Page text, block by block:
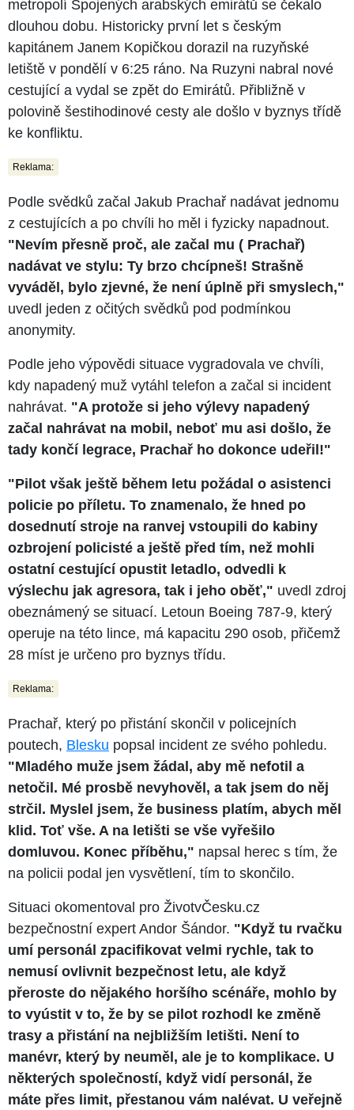
metropolí Spojených arabských emirátů se čekalo
dlouhou dobu. Historicky první let s českým
kapitánem Janem Kopičkou dorazil na ruzyňské
letiště v pondělí v 6:25 ráno. Na Ruzyni nabral nové
cestující a vydal se zpět do Emirátů. Přibližně v
polovině šestihodinové cesty ale došlo v byznys třídě
ke konfliktu.
Reklama:
Podle svědků začal Jakub Prachař nadávat jednomu
z cestujících a po chvíli ho měl i fyzicky napadnout.
"Nevím přesně proč, ale začal mu ( Prachař)
nadávat ve stylu: Ty brzo chcípneš! Strašně
vyváděl, bylo zjevné, že není úplně při smyslech,"
uvedl jeden z očitých svědků pod podmínkou
anonymity.
Podle jeho výpovědi situace vygradovala ve chvíli,
kdy napadený muž vytáhl telefon a začal si incident
nahrávat. "A protože si jeho výlevy napadený
začal nahrávat na mobil, neboť mu asi došlo, že
tady končí legrace, Prachař ho dokonce udeřil!"
"Pilot však ještě během letu požádal o asistenci
policie po příletu. To znamenalo, že hned po
dosednutí stroje na ranvej vstoupili do kabiny
ozbrojení policisté a ještě před tím, než mohli
ostatní cestující opustit letadlo, odvedli k
výslechu jak agresora, tak i jeho oběť," uvedl zdroj
obeznámený se situací. Letoun Boeing 787-9, který
operuje na této lince, má kapacitu 290 osob, přičemž
28 míst je určeno pro byznys třídu.
Reklama:
Prachař, který po přistání skončil v policejních
poutech, Blesku popsal incident ze svého pohledu.
"Mladého muže jsem žádal, aby mě nefotil a
netočil. Mé prosbě nevyhověl, a tak jsem do něj
strčil. Myslel jsem, že business platím, abych měl
klid. Toť vše. A na letišti se vše vyřešilo
domluvou. Konec příběhu," napsal herec s tím, že
na policii podal jen vysvětlení, tím to skončilo.
Situaci okomentoval pro ŽivotvČesku.cz
bezpečnostní expert Andor Šándor. "Když tu rvačku
umí personál zpacifikovat velmi rychle, tak to
nemusí ovlivnit bezpečnost letu, ale když
přeroste do nějakého horšího scénáře, mohlo by
to vyústit v to, že by se pilot rozhodl ke změně
trasy a přistání na nejbližším letišti. Není to
manévr, který by neuměl, ale je to komplikace. U
některých společností, když vidí personál, že
máte přes limit, přestanou vám nalévat. U veřejně